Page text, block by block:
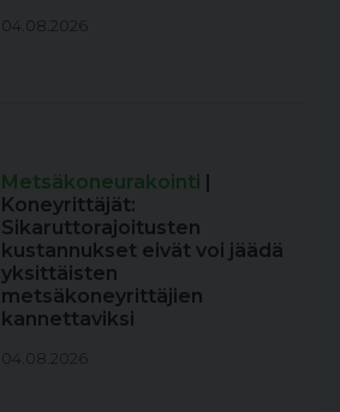
04.08.2026
Metsäkoneurakointi
Koneyrittäjät:
Sikaruttorajoitusten
kustannukset eivät voi jäädä
yksittäisten
metsäkoneyrittäjien
kannettaviksi
04.08.2026